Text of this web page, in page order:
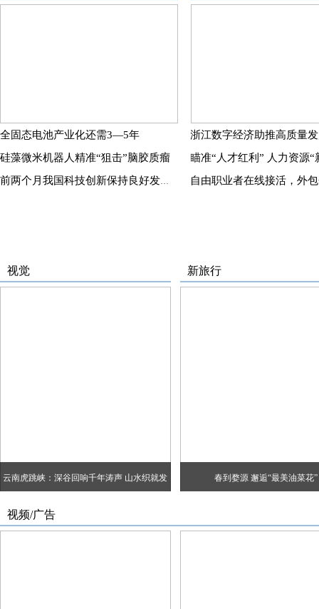
全固态电池产业化还需3—5年
硅藻微米机器人精准“狙击”脑胶质瘤
前两个月我国科技创新保持良好发展势头
浙江数字经济助推高质量
视觉
云南虎跳峡：深谷回响千年涛声 山水织就发
新旅行
春到婺源 邂逅“最美油菜花”
视频/广告